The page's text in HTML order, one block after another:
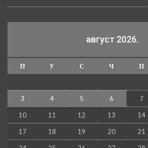
август 2026.
П У С Ч П
3 4 5 6 7
10 11 12 13 14
17 18 19 20 21